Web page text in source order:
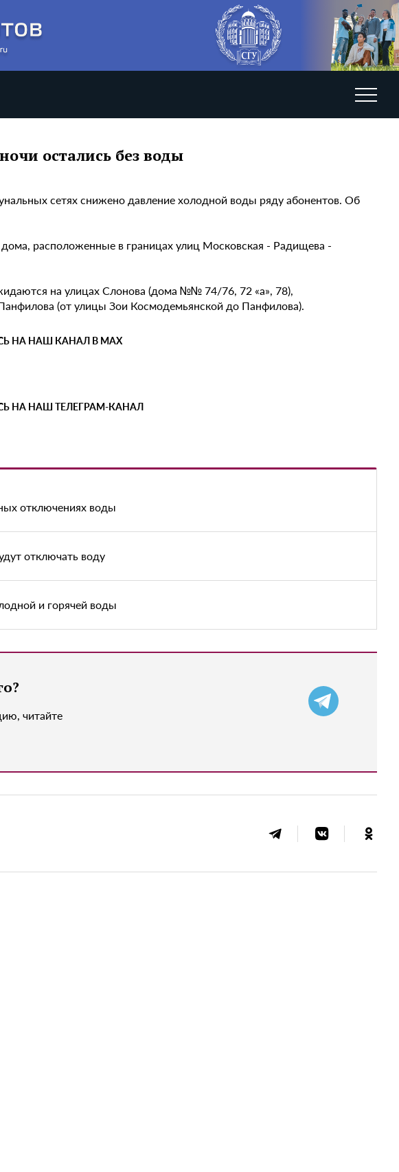
остались без воды
сетях снижено давление холодной воды ряду абонентов. Об
расположенные в границах улиц Московская - Радищева -
на улицах Слонова (дома №№ 74/76, 72 «а», 78),
(от улицы Зои Космодемьянской до Панфилова).
НА НАШ КАНАЛ В MAX
НА НАШ ТЕЛЕГРАМ-КАНАЛ
отключениях воды
отключать воду
и горячей воды
читайте